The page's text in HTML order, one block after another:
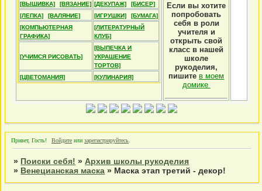
[ВЫШИВКА] [ВЯЗАНИЕ] [ДЕКУПАЖ]
[БИСЕР]
[ЛЕПКА]
[ВАЛЯНИЕ] [ИГРУШКИ]
[БУМАГА]
[КОМПЬЮТЕРНАЯ
ГРАФИКА]
[ЛИТЕРАТУРНЫЙ
КЛУБ]
[УЧИМСЯ РИСОВАТЬ]
[ВЫПЕЧКА И
УКРАШЕНИЕ
ТОРТОВ]
[ЦВЕТОМАНИЯ]
[КУЛИНАРИЯ]
Если вы хотите
попробовать
себя в роли
учителя и
открыть свой
класс в нашей
школе
рукоделия,
пишите в моем
домике
Привет, Гость! Войдите или зарегистрируйтесь
» Поиски себя! »Архив школы рукоделия
» Венецианская маска » Маска этап третий - декор!